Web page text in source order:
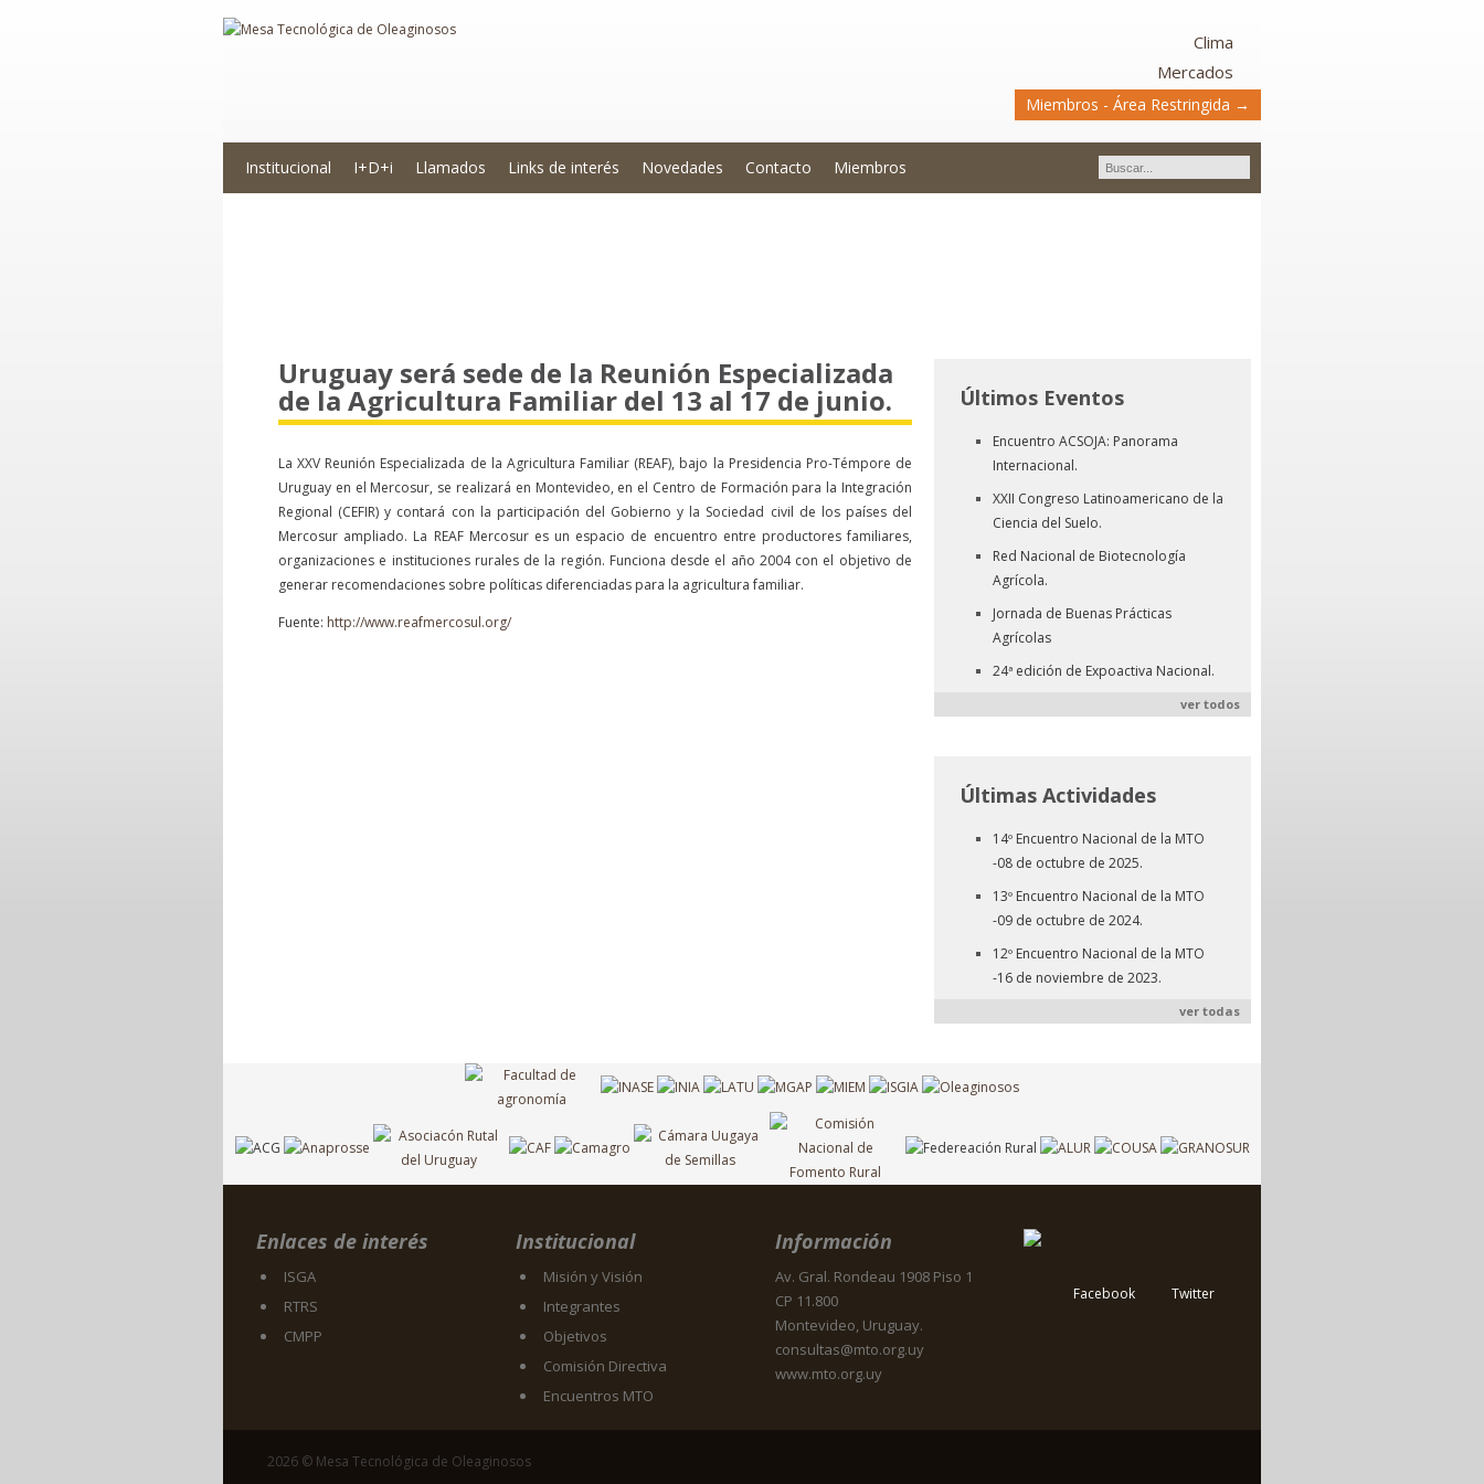
Clima
Mercados
Miembros - Área Restringida →
Institucional I+D+i Llamados Links de interés Novedades Contacto Miembros
Uruguay será sede de la Reunión Especializada
de la Agricultura Familiar del 13 al 17 de junio.
La XXV Reunión Especializada de la Agricultura Familiar (REAF), bajo la Presidencia Pro-Témpore de
Uruguay en el Mercosur, se realizará en Montevideo, en el Centro de Formación para la Integración
Regional (CEFIR) y contará con la participación del Gobierno y la Sociedad civil de los países del
Mercosur ampliado. La REAF Mercosur es un espacio de encuentro entre productores familiares,
organizaciones e instituciones rurales de la región. Funciona desde el año 2004 con el objetivo de
generar recomendaciones sobre políticas diferenciadas para la agricultura familiar.
Fuente: http://www.reafmercosul.org/
Últimos Eventos
Encuentro ACSOJA: Panorama
Internacional.
XXII Congreso Latinoamericano de la
Ciencia del Suelo.
Red Nacional de Biotecnología
Agrícola.
Jornada de Buenas Prácticas
Agrícolas
24ª edición de Expoactiva Nacional.
ver todos
Últimas Actividades
14º Encuentro Nacional de la MTO
-08 de octubre de 2025.
13º Encuentro Nacional de la MTO
-09 de octubre de 2024.
12º Encuentro Nacional de la MTO
-16 de noviembre de 2023.
ver todas
Enlaces de interés
ISGA
RTRS
CMPP
Institucional
Misión y Visión
Integrantes
Objetivos
Comisión Directiva
Encuentros MTO
Información
Av. Gral. Rondeau 1908 Piso 1
CP 11.800
Montevideo, Uruguay.
consultas@mto.org.uy
www.mto.org.uy
Facebook Twitter
2026 © Mesa Tecnológica de Oleaginosos